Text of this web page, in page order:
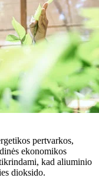
pertvarkos,
ekonomikos
kad aliuminio
dioksido.